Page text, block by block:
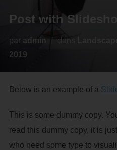
Post with
par admin dans
2019
Below is an example of a
This is some dummy copy.
read this dummy copy, it is
who need some type to